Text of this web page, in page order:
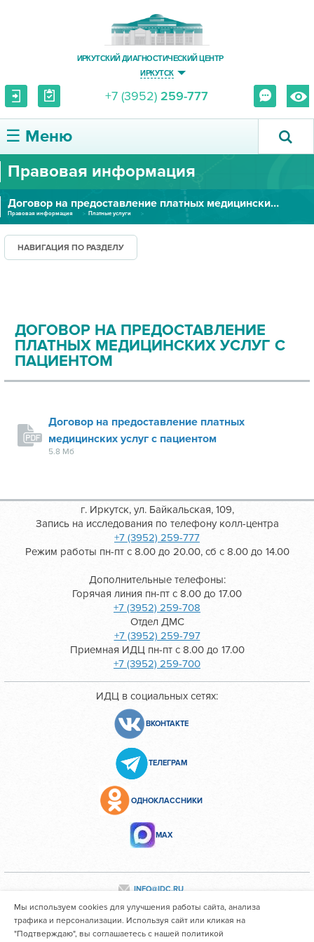
ИРКУТСКИЙ ДИАГНОСТИЧЕСКИЙ ЦЕНТР
ИРКУТСК
+7 (3952) 259-777
☰ Меню
О ЦЕНТРЕ
УСЛУГИ И ЦЕНЫ
ПАЦИЕНТУ
Правовая информация
Договор на предоставление платных медицинских услуг c пациентом
Правовая информация
Платные услуги
НАВИГАЦИЯ ПО РАЗДЕЛУ
ДОГОВОР НА ПРЕДОСТАВЛЕНИЕ
ПЛАТНЫХ МЕДИЦИНСКИХ УСЛУГ C
ПАЦИЕНТОМ
Договор на предоставление платных
медицинских услуг с пациентом
5.8 Мб
г. Иркутск, ул. Байкальская, 109,
Запись на исследования по телефону колл-центра
+7 (3952) 259-777
Режим работы пн-пт с 8.00 до 20.00, сб с 8.00 до 14.00
Дополнительные телефоны:
Горячая линия пн-пт с 8.00 до 17.00
+7 (3952) 259-708
Отдел ДМС
+7 (3952) 259-797
Приемная ИДЦ пн-пт с 8.00 до 17.00
+7 (3952) 259-700
ИДЦ в социальных сетях:
ВКОНТАКТЕ
ТЕЛЕГРАМ
ОДНОКЛАССНИКИ
МАХ
INFO@IDC.RU
Все персональные данные сотрудников размещены с их
Мы используем cookies для улучшения работы сайта, анализа
трафика и персонализации. Используя сайт или кликая на
"Подтверждаю", вы соглашаетесь с нашей политикой